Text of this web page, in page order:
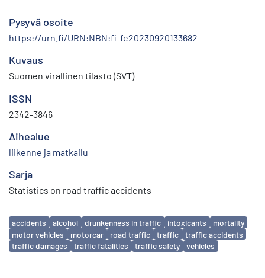
Pysyvä osoite
https://urn.fi/URN:NBN:fi-fe20230920133682
Kuvaus
Suomen virallinen tilasto (SVT)
ISSN
2342-3846
Aihealue
liikenne ja matkailu
Sarja
Statistics on road traffic accidents
Avainsanat
accidents alcohol drunkenness in traffic intoxicants
mortality
motor vehicles
motorcar road traffic traffic
traffic accidents
traffic damages
traffic fatalities traffic safety vehicles